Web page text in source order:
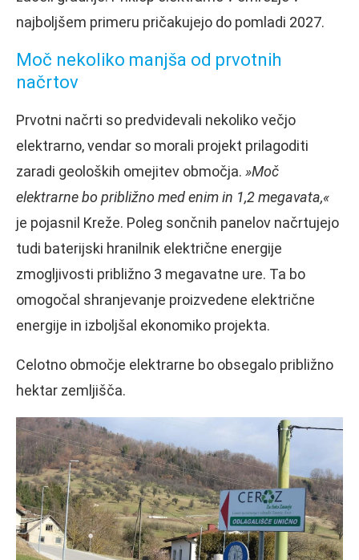
najboljšem primeru pričakujejo do pomladi 2027.
Moč nekoliko manjša od prvotnih
načrtov
Prvotni načrti so predvidevali nekoliko večjo
elektrarno, vendar so morali projekt prilagoditi
zaradi geoloških omejitev območja. »Moč
elektrarne bo približno med enim in 1,2 megavata,«
je pojasnil Kreže. Poleg sončnih panelov načrtujejo
tudi baterijski hranilnik električne energije
zmogljivosti približno 3 megavatne ure. Ta bo
omogočal shranjevanje proizvedene električne
energije in izboljšal ekonomiko projekta.
Celotno območje elektrarne bo obsegalo približno
hektar zemljišča.